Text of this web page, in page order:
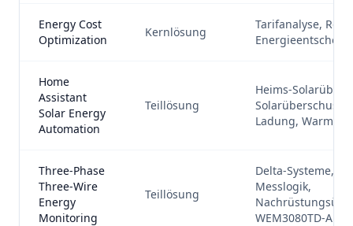
Energy Cost
Optimization
Kernlösung
Tarifanalyse,
Home
Assistant
Solar Energy
Automation
Teillösung
Heims-
Solarüberschuss-
Ladung,
Three-Phase
Three-Wire
Energy
Monitoring
Teillösung
Delta-Systeme,
Messlogik,
WEM3080TD-